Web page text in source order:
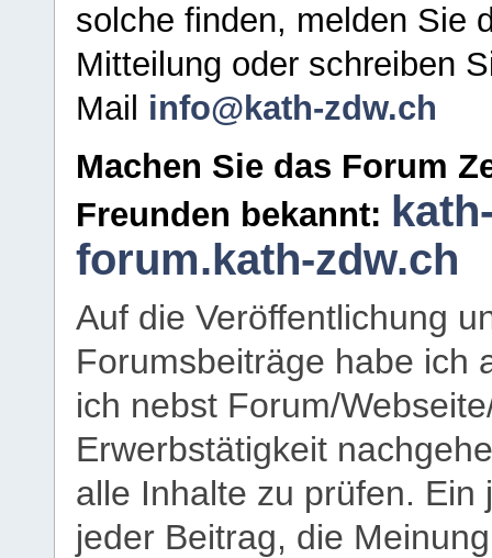
solche finden, melden Sie
Mitteilung oder schreiben
Mail info@kath-zdw.ch
Machen Sie das Forum
Freunden bekannt:
forum.kath-zdw.ch
Auf die Veröffentlichung
Forumsbeiträge habe ich
ich nebst Forum/
Erwerbstätigkeit
alle Inhalte zu prüfen.
jeder Beitrag, die